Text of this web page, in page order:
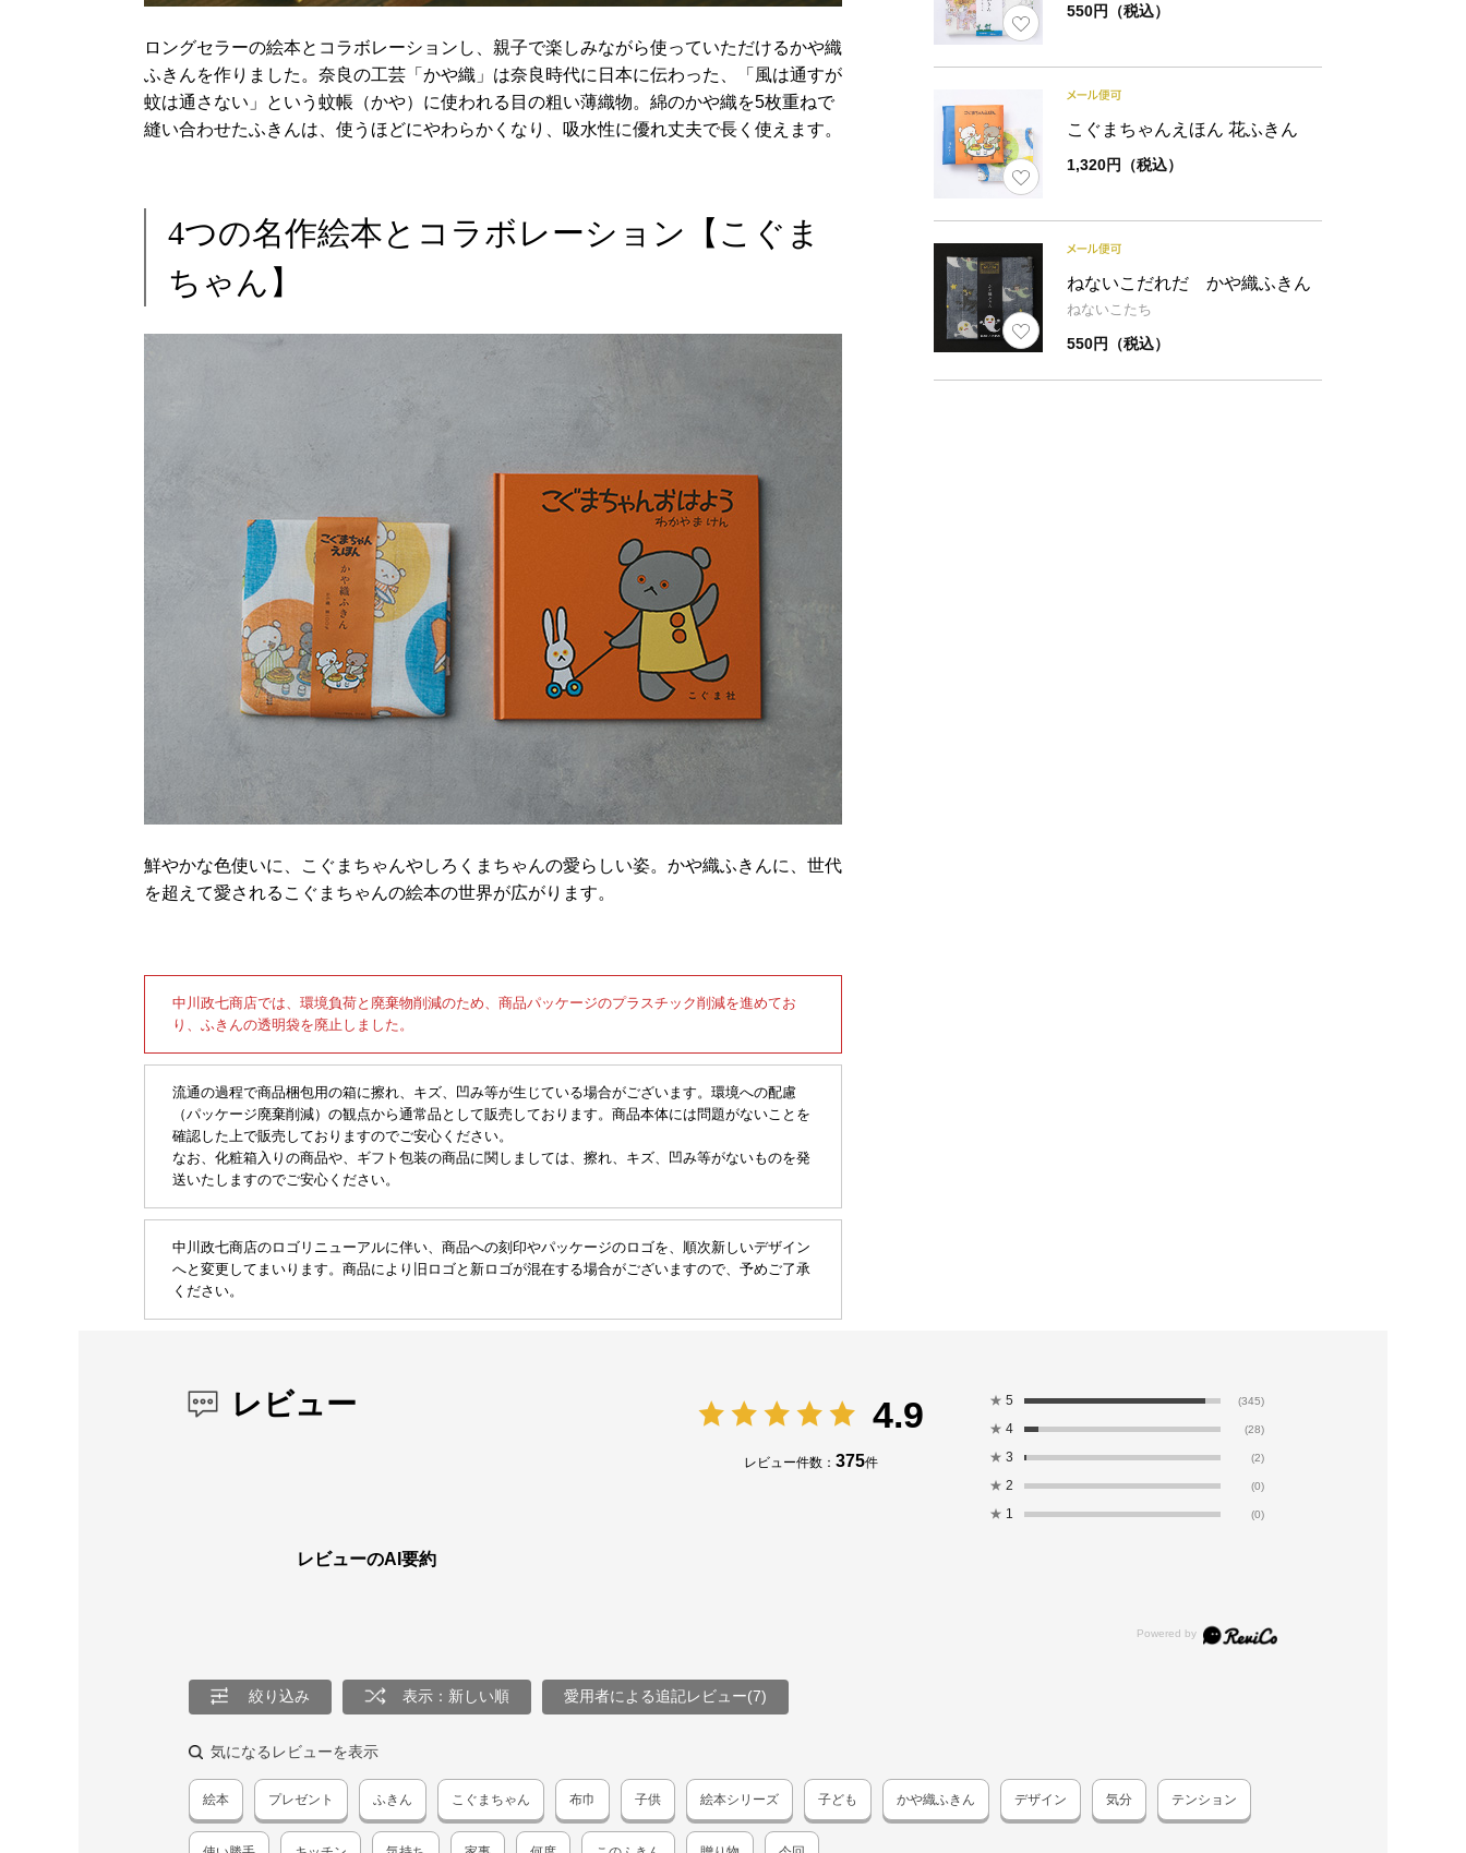
ロングセラーの絵本とコラボレーションし、親子で楽しみながら使っていただけるかや織
ふきんを作りました。奈良の工芸「かや織」は奈良時代に日本に伝わった、「風は通すが
蚊は通さない」という蚊帳（かや）に使われる目の粗い薄織物。綿のかや織を5枚重ねで
縫い合わせたふきんは、使うほどにやわらかくなり、吸水性に優れ丈夫で長く使えます。
4つの名作絵本とコラボレーション【こぐま
ちゃん】
鮮やかな色使いに、こぐまちゃんやしろくまちゃんの愛らしい姿。かや織ふきんに、世代
を超えて愛されるこぐまちゃんの絵本の世界が広がります。
中川政七商店では、環境負荷と廃棄物削減のため、商品パッケージのプラスチック削減を進めてお
り、ふきんの透明袋を廃止しました。
流通の過程で商品梱包用の箱に擦れ、キズ、凹み等が生じている場合がございます。環境への配慮
（パッケージ廃棄削減）の観点から通常品として販売しております。商品本体には問題がないことを
確認した上で販売しておりますのでご安心ください。
なお、化粧箱入りの商品や、ギフト包装の商品に関しましては、擦れ、キズ、凹み等がないものを発
送いたしますのでご安心ください。
中川政七商店のロゴリニューアルに伴い、商品への刻印やパッケージのロゴを、順次新しいデザイン
へと変更してまいります。商品により旧ロゴと新ロゴが混在する場合がございますので、予めご了承
ください。
550円（税込）
こぐまちゃんえほん 花ふきん
1,320円（税込）
ねないこだれだ かや織ふきん
ねないこたち
550円（税込）
レビュー 4.9
レビュー件数： 375件
★ 5 (345)
★ 4 (28)
★ 3 (2)
★ 2 (0)
★ 1 (0)
レビューのAI要約
絞り込み 表示：新しい順 愛用者による追記レビュー(7)
気になるレビューを表示
絵本 プレゼント ふきん こぐまちゃん 布巾 子供 絵本シリーズ 子ども かや織ふきん デザイン 気分 テンション